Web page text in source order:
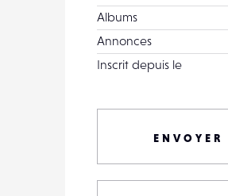
Albums
Annonces
Inscrit depuis le
ENVOYER